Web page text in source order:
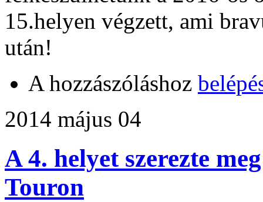
15.helyen végzett, ami
után!
A hozzászóláshoz
2014 május 04
A 4. helyet szerezte
Touron